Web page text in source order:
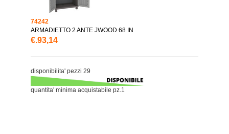
74242
ARMADIETTO 2 ANTE JWOOD 68 IN
€.93,14
disponibilita' pezzi 29
quantita' minima acquistabile pz.1